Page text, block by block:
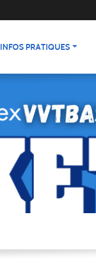
INFOS PRATIQUES